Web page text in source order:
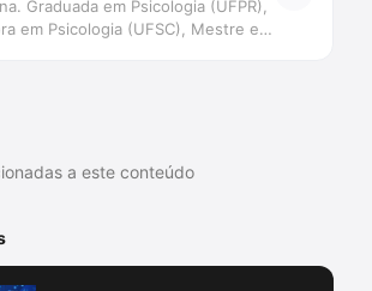
Graduada em Psicologia (UFPR),
em Psicologia (UFSC), Mestre em
em Panorama Interdisciplinar do
conciliação e justiça
a este conteúdo